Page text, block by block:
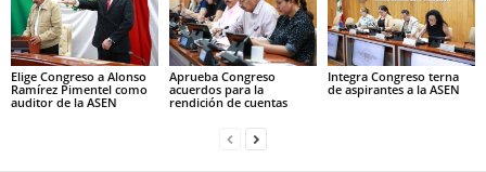
Elige Congreso a Alonso
Ramírez Pimentel como
auditor de la ASEN
Aprueba Congreso
acuerdos para la
rendición de cuentas
Integra Congreso terna
de aspirantes a la ASEN